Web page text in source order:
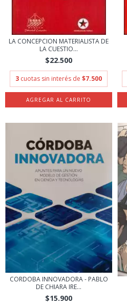
LA CONCEPCION MATERIALISTA DE
LA CUESTIO...
$22.500
3 cuotas sin interés de $7.500
CORDOBA INNOVADORA - PABLO
DE CHIARA IRE...
$15.900